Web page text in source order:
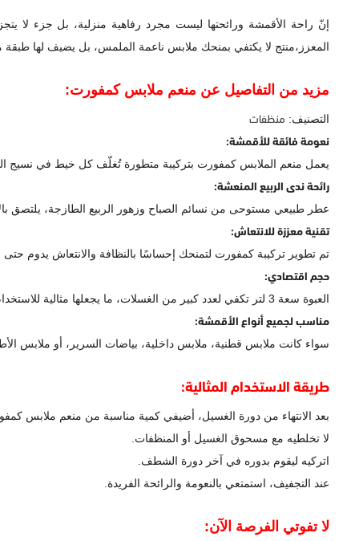
المعزز،منتج لا يكتفي بمنحك ملابس ناعمة الملمس، بل يضيف لها طبقة
مزيد من التفاصيل عن منعم ملابس كمفورت:
التصنيف: منظفات
نعومة فائقة للأقمشة:
يعمل منعم الملابس كمفورت بتركيبة متطورة تُغلّف كل خيط في نسيج
رائحة ندى الربيع المنعشة:
عطر طبيعي مستوحى من نسائم الصباح وزهور الربيع الطازجة، يلتصق
تقنية معززة للانتعاش:
تم تطوير تركيبة كمفورت لتمنحك إحساسًا بالنظافة والانتعاش يدوم
حجم اقتصادي:
العبوة سعة 3 لتر تكفي لعدد كبير من الغسلات، ما يجعلها مثالية للاستخدام اليومي لجميع أفراد الأسرة.
مناسب لجميع أنواع الأقمشة:
سواء كانت ملابس قطنية، ملابس داخلية، بياضات السرير، أو ملابس
طريقة الاستخدام المثالية:
بعد الانتهاء من دورة الغسيل، أضيفي كمية مناسبة من منعم ملابس
لا تخلطيه مع مسحوق الغسيل أو المنظفات.
اتركيه ليقوم بدوره في آخر دورة الشطف.
عند التجفيف، استمتعي بالنعومة والرائحة الفريدة.
لا تفوتي الفرصة الآن: